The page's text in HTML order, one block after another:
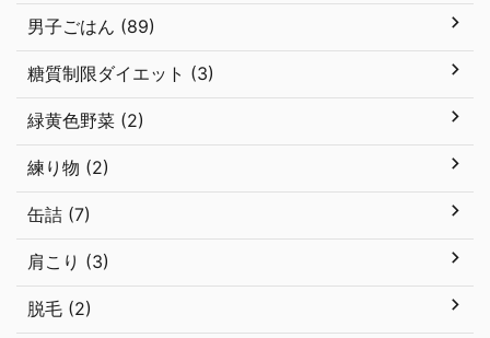
男子ごはん (89)
糖質制限ダイエット (3)
緑黄色野菜 (2)
練り物 (2)
缶詰 (7)
肩こり (3)
脱毛 (2)